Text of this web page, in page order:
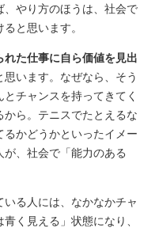
、やり方のほうは、社会で
と思います。
れた仕事に自ら価値を見出
思います。なぜなら、そう
チャンスを持ってきてく
ら。テニスでたとえるな
かどうかといったイメー
、社会で「能力のある
る人には、なかなかチャ
く見える」状態になり、